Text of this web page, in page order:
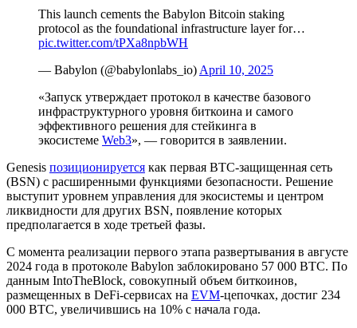
This launch cements the Babylon Bitcoin staking
protocol as the foundational infrastructure layer for…
pic.twitter.com/tPXa8npbWH
— Babylon (@babylonlabs_io) April 10, 2025
«Запуск утверждает протокол в качестве базового
инфраструктурного уровня биткоина и самого
эффективного решения для стейкинга в
экосистеме Web3», — говорится в заявлении.
Genesis позиционируется как первая BTC-защищенная сеть
(BSN) с расширенными функциями безопасности. Решение
выступит уровнем управления для экосистемы и центром
ликвидности для других BSN, появление которых
предполагается в ходе третьей фазы.
С момента реализации первого этапа развертывания в августе
2024 года в протоколе Babylon заблокировано 57 000 BTC. По
данным IntoTheBlock, совокупный объем биткоинов,
размещенных в DeFi-сервисах на EVM-цепочках, достиг 234
000 BTC, увеличившись на 10% с начала года.